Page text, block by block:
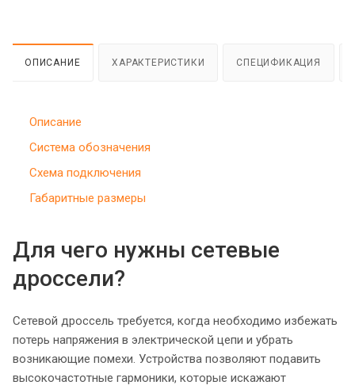
ОПИСАНИЕ ХАРАКТЕРИСТИКИ СПЕЦИФИКАЦИЯ
Описание
Система обозначения
Схема подключения
Габаритные размеры
Для чего нужны сетевые
дроссели?
Сетевой дроссель требуется, когда необходимо избежать
потерь напряжения в электрической цепи и убрать
возникающие помехи. Устройства позволяют подавить
высокочастотные гармоники, которые искажают